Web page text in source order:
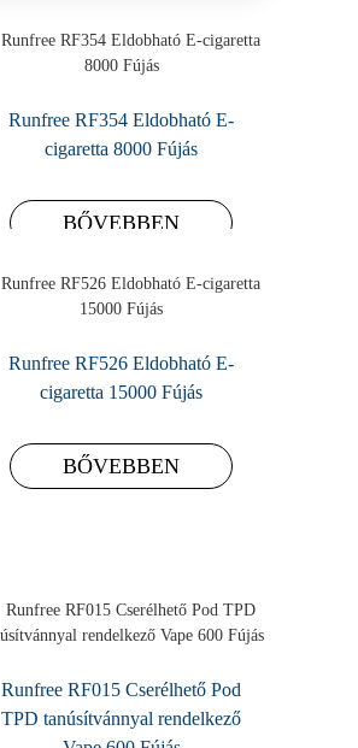
Runfree RF354 Eldobható E-
cigaretta 8000 Fújás
BŐVEBBEN
Runfree RF526 Eldobható E-
cigaretta 15000 Fújás
BŐVEBBEN
Runfree RF015 Cserélhető Pod
TPD tanúsítvánnyal rendelkező